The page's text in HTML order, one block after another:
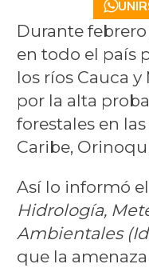
Durante
en todo el país
los ríos Cauca
por la alta
forestales en
Caribe,
Así lo informó el
Hidrología,
Ambientales
que la